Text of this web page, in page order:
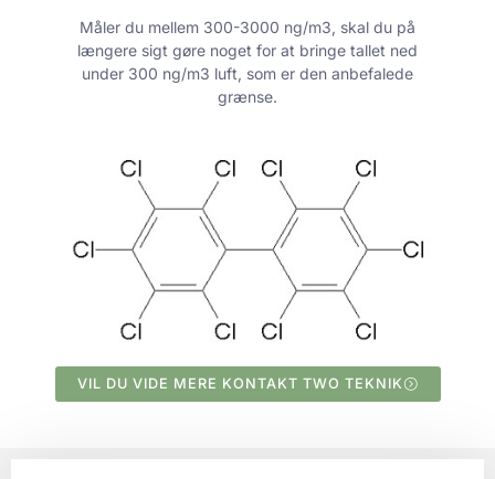
Måler du mellem 300-3000 ng/m3, skal du på
længere sigt gøre noget for at bringe tallet ned
under 300 ng/m3 luft, som er den anbefalede
grænse.
VIL DU VIDE MERE KONTAKT TWO TEKNIK